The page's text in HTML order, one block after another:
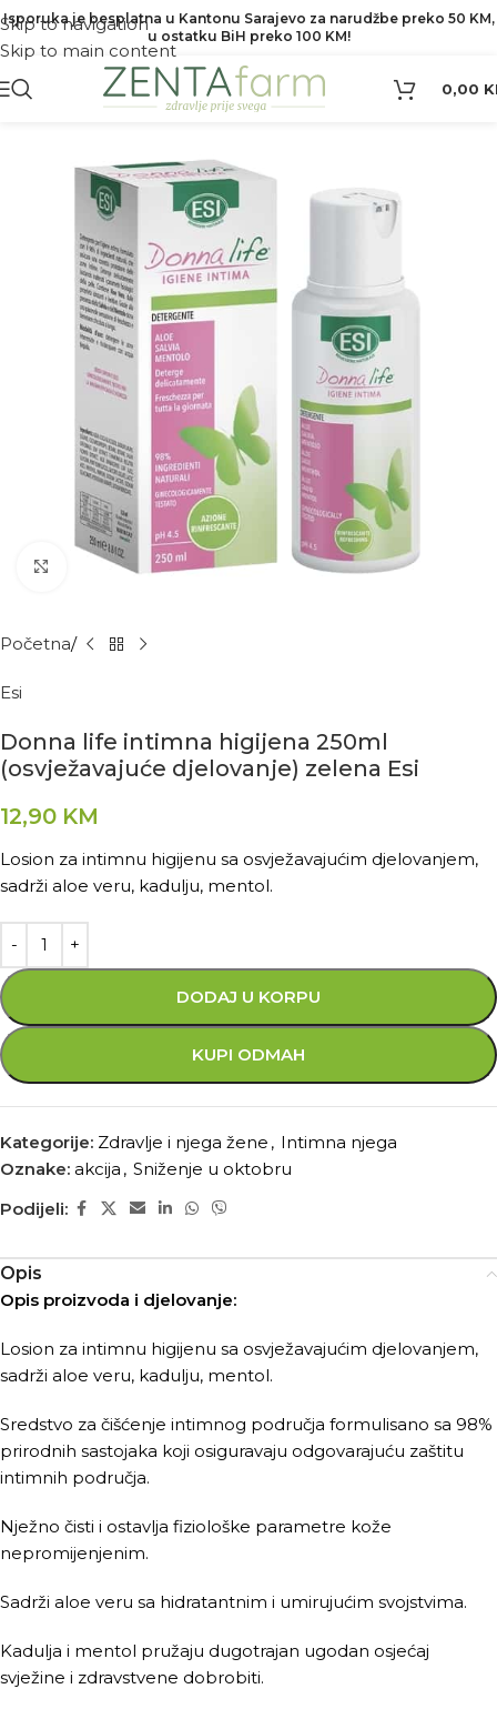
Skip to navigation
Skip to main content
Isporuka je besplatna u Kantonu Sarajevo za narudžbe preko 50 KM,
u ostatku BiH preko 100 KM!
0,00
Kliknite za povećanje
Početna
Esi
Donna life intimna higijena 250ml
(osvježavajuće djelovanje) zelena Esi
12,90 KM
Losion za intimnu higijenu sa osvježavajućim djelovanjem,
sadrži aloe veru, kadulju, mentol.
DODAJ U KORPU
KUPI ODMAH
Kategorije: Zdravlje i njega žene , Intimna njega
Oznake: akcija , Sniženje u oktobru
Podijeli:
Opis
Opis proizvoda i djelovanje:
Losion za intimnu higijenu sa osvježavajućim djelovanjem,
sadrži aloe veru, kadulju, mentol.
Sredstvo za čišćenje intimnog područja formulisano sa 98%
prirodnih sastojaka koji osiguravaju odgovarajuću zaštitu
intimnih područja.
Nježno čisti i ostavlja fiziološke parametre kože
nepromijenjenim.
Sadrži aloe veru sa hidratantnim i umirujućim svojstvima.
Kadulja i mentol pružaju dugotrajan ugodan osjećaj
svježine i zdravstvene dobrobiti.